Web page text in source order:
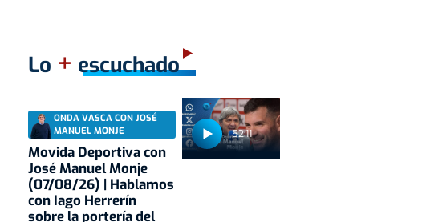
Lo + escuchado
52:11
ONDA VASCA CON JOSÉ
MANUEL MONJE
Movida Deportiva con
José Manuel Monje
(07/08/26) | Hablamos
con Iago Herrerín
sobre la portería del